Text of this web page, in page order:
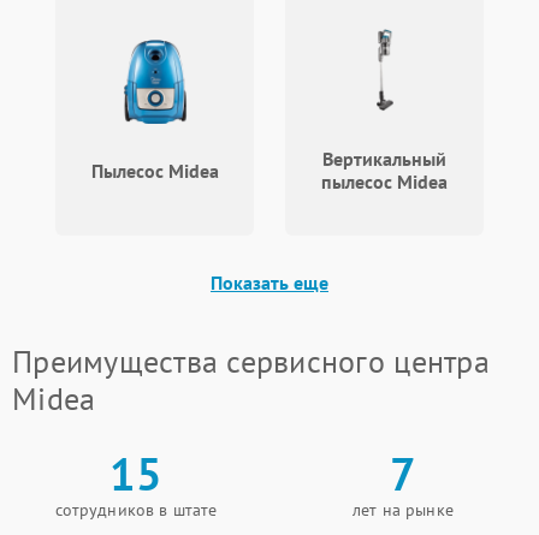
Пылесос Midea
Вертикальный
пылесос Midea
Показать еще
Преимущества сервисного центра
Midea
15
сотрудников в штате
7
лет на рынке